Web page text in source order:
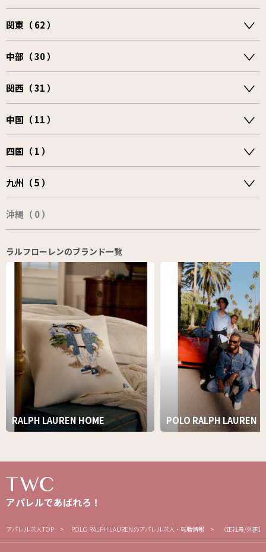
関東（ 62 ）
中部（ 30 ）
関西（ 31 ）
中国（ 11 ）
四国（ 1 ）
九州（ 5 ）
沖縄（ 0 ）
ラルフローレンのブランド一覧
RALPH LAUREN HOME POLO RALPH LAUREN
アパレルであばれろ！
アパレル求人TOP POLO RALPH LAURENのアパレル求人・転職情報 （正社員/外国